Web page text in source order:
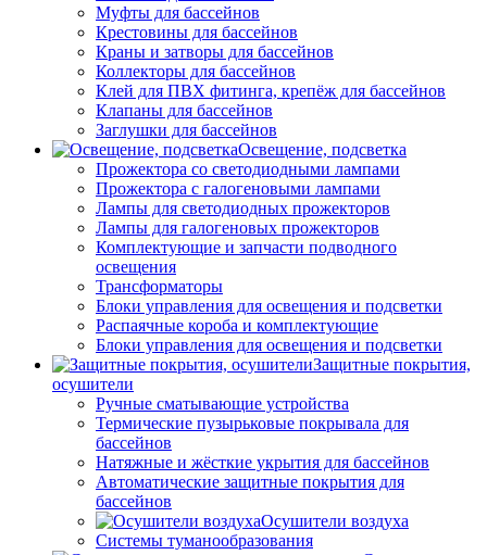
Муфты для бассейнов
Крестовины для бассейнов
Краны и затворы для бассейнов
Коллекторы для бассейнов
Клей для ПВХ фитинга, крепёж для бассейнов
Клапаны для бассейнов
Заглушки для бассейнов
Освещение, подсветка
Прожектора со светодиодными лампами
Прожектора с галогеновыми лампами
Лампы для светодиодных прожекторов
Лампы для галогеновых прожекторов
Комплектующие и запчасти подводного
освещения
Трансформаторы
Блоки управления для освещения и подсветки
Распаячные короба и комплектующие
Блоки управления для освещения и подсветки
Защитные покрытия,
осушители
Ручные сматывающие устройства
Термические пузырьковые покрывала для
бассейнов
Натяжные и жёсткие укрытия для бассейнов
Автоматические защитные покрытия для
бассейнов
Осушители воздуха
Системы туманообразования